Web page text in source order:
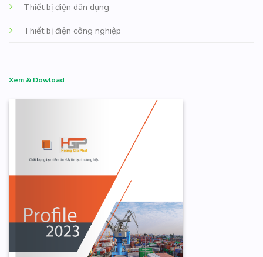
Thiết bị điện dân dụng
Thiết bị điện công nghiệp
Xem & Dowload